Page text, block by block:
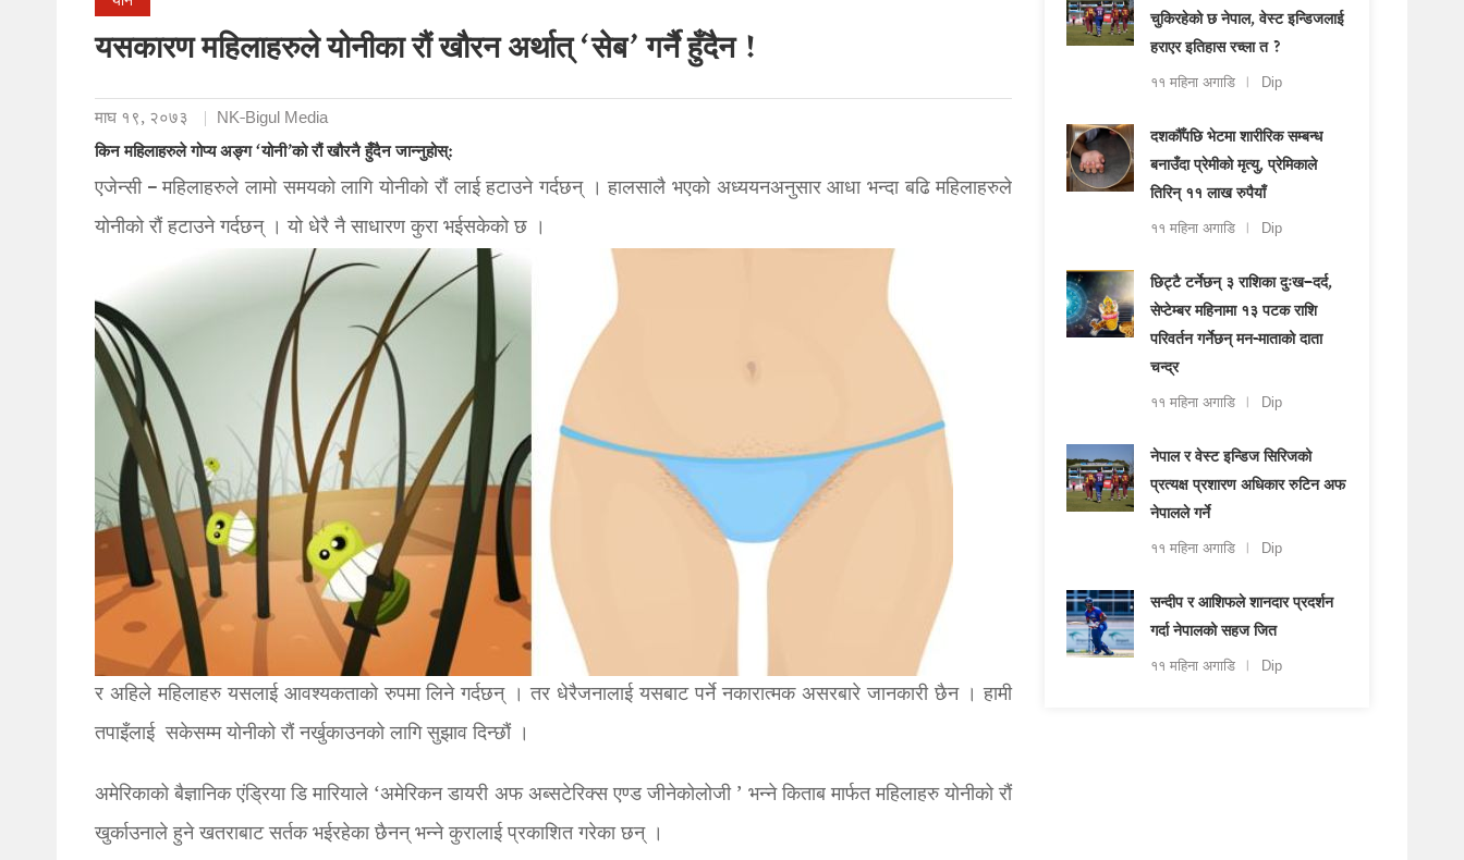
यसकारण महिलाहरुले योनीका रौं खौरन अर्थात् ‘सेब’ गर्नै हुँदैन !
माघ १९, २०७३ NK-Bigul Media
किन महिलाहरुले गोप्य अङ्ग ‘योनी’को रौं खौरनै हुँदैन जान्नुहोस्:
एजेन्सी – महिलाहरुले लामो समयको लागि योनीको रौं लाई हटाउने गर्दछन् । हालसालै भएको अध्ययनअनुसार आधा भन्दा बढि महिलाहरुले
योनीको रौं हटाउने गर्दछन् । यो धेरै नै साधारण कुरा भईसकेको छ ।
र अहिले महिलाहरु यसलाई आवश्यकताको रुपमा लिने गर्दछन् । तर धेरैजनालाई यसबाट पर्ने नकारात्मक असरबारे जानकारी छैन । हामी
तपाइँलाई सकेसम्म योनीको रौं नर्खुकाउनको लागि सुझाव दिन्छौं ।
अमेरिकाको बैज्ञानिक एंड्रिया डि मारियाले ‘अमेरिकन डायरी अफ अब्सटेरिक्स एण्ड जीनेकोलोजी ’ भन्ने किताब मार्फत महिलाहरु योनीको रौं
खुर्काउनाले हुने खतराबाट सर्तक भईरहेका छैनन् भन्ने कुरालाई प्रकाशित गरेका छन् ।
चुकिरहेको छ नेपाल, वेस्ट इन्डिजलाई
हराएर इतिहास रच्ला त ?
११ महिना अगाडि Dip
दशकौँपछि भेटमा शारीरिक सम्बन्ध
बनाउँदा प्रेमीको मृत्यु, प्रेमिकाले
तिरिन् ११ लाख रुपैयाँ
११ महिना अगाडि Dip
छिट्टै टर्नेछन् ३ राशिका दुःख–दर्द,
सेप्टेम्बर महिनामा १३ पटक राशि
परिवर्तन गर्नेछन् मन-माताको दाता
चन्द्र
११ महिना अगाडि Dip
नेपाल र वेस्ट इन्डिज सिरिजको
प्रत्यक्ष प्रशारण अधिकार रुटिन अफ
नेपालले गर्ने
११ महिना अगाडि Dip
सन्दीप र आशिफले शानदार प्रदर्शन
गर्दा नेपालको सहज जित
११ महिना अगाडि Dip